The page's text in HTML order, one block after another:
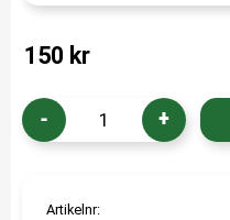
150 kr
+
-
Artikelnr